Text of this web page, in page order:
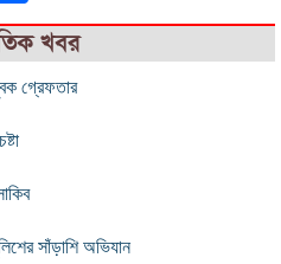
খবর
গ্রেফতার
সাঁড়াশি অভিযান